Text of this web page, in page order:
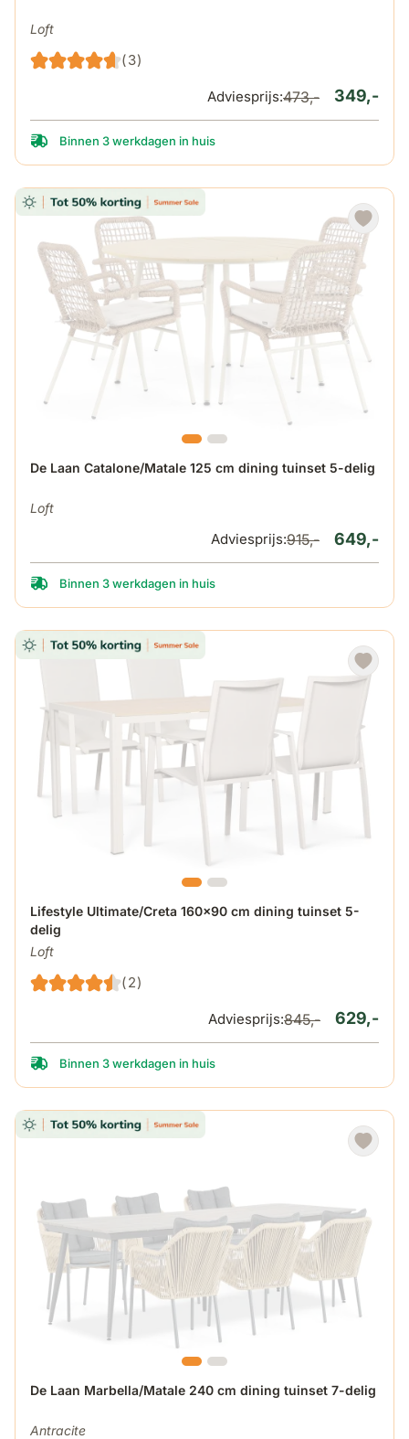
Loft
(3)
349,-
Adviesprijs:473,-
Binnen 3 werkdagen in huis
De Laan Catalone/Matale 125 cm dining tuinset 5-delig
Loft
De prijs is afhankelijk van de gekozen opties op de
649,-
Adviesprijs:915,-
Binnen 3 werkdagen in huis
Lifestyle Ultimate/Creta 160x90 cm dining tuinset 5-
delig
Loft
(2)
De prijs is afhankelijk van de gekozen opties op de
629,-
Adviesprijs:845,-
Binnen 3 werkdagen in huis
De Laan Marbella/Matale 240 cm dining tuinset 7-delig
Antracite
De prijs is afhankelijk van de gekozen opties op de